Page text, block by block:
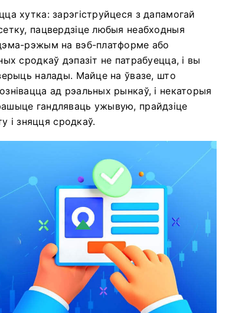
хутка: зарэгіструйцеся з дапамогай
пацвердзіце любыя неабходныя
рэжым на вэб-платформе або
сродкаў дэпазіт не патрабуецца, і вы
налады. Майце на ўвазе, што
ад рэальных рынкаў, і некаторыя
гандляваць ужывую, прайдзіце
і зняцця сродкаў.